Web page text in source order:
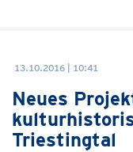
13.10.2016 | 10:41
Neues
Triestingtal